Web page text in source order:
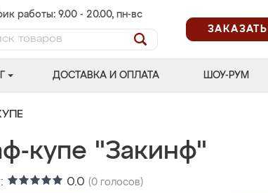
работы: 9.00 - 20.00, пн-вс
ДОСТАВКА И ОПЛАТА ШОУ-РУМ
купе "Закинф"
0.0 (0 голосов)